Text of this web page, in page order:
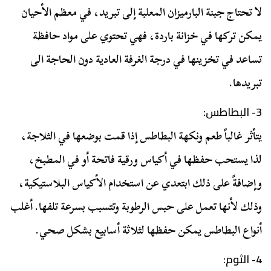
لا تحتاج جبنة البارميزان المعلبة إلى تبريد، في معظم الأحيان
يمكن تركها في خزانة باردة، فهي تحتوي على مواد حافظة
تساعد في تخزينها في درجة الغرفة العادية دون الحاجة الى
تبريدها.
3- البطاطس:
يتأثر غالباً طعم ونكهة البطاطس إذا قمت بوضعها في الثلاجة،
لذا يستحب حفظها في أكياس ورقية فاتحة أو في المطبخ،
وإضافةً على ذلك ابتعدي عن استخدام الأكياس البلاستيكية،
وذلك لأنها تعمل على حبس الرطوبة وتتسبب بسرعة تلفها. أغلب
أنواع البطاطس يمكن حفظها لثلاثة أسابيع بشكل صحي.
4- الثوم: